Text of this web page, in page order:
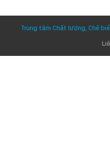
Trung tâm Chất lượng, Chế